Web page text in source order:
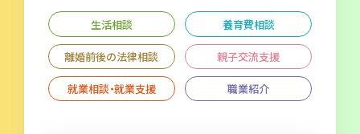
生活相談 養育費相談
離婚前後の法律相談 親子交流支援
就業相談・就業支援 職業紹介